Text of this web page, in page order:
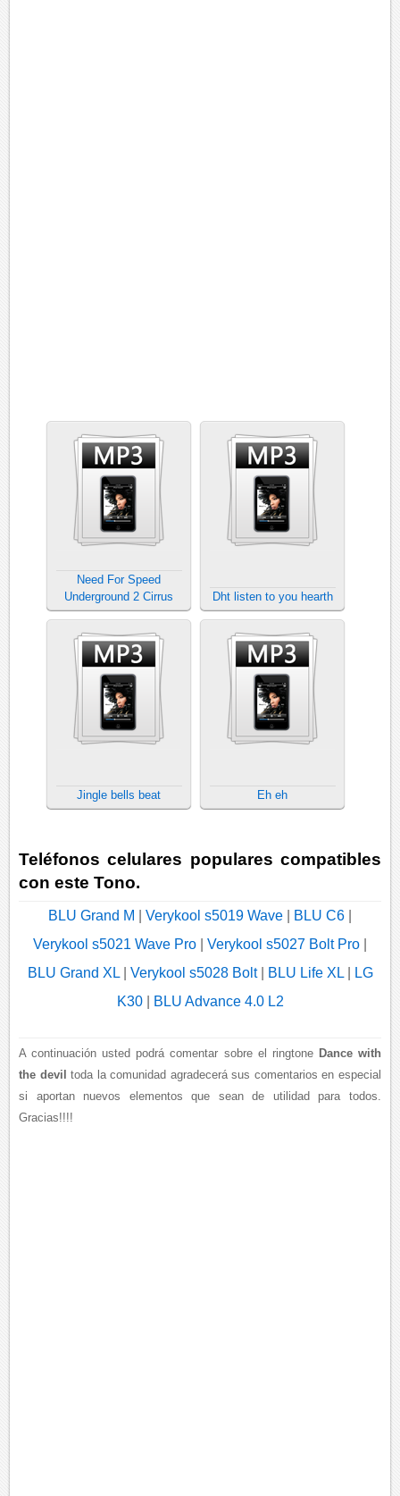
Need For Speed
Underground 2 Cirrus
Dht listen to you hearth
Jingle bells beat Eh eh
Teléfonos celulares populares compatibles
con este Tono.
BLU Grand M Verykool s5019 Wave BLU C6
Verykool s5021 Wave Pro
Verykool s5027 Bolt Pro
BLU Grand XL| Verykool s5028 Bolt| BLU Life XL|
LG
K30| BLU Advance 4.0 L2
A continuación usted podrá comentar sobre el ringtone Dance with
the devil toda la comunidad agradecerá sus comentarios en especial
si aportan nuevos elementos que sean de utilidad para todos.
Gracias!!!!